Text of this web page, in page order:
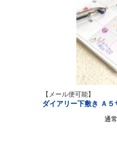
【メール便可能】
ダイアリー下敷き Ａ
通